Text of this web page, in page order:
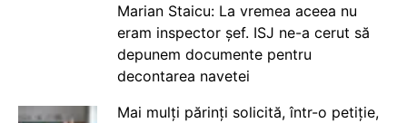
Marian Staicu: La vremea aceea nu
eram inspector șef. ISJ ne-a cerut să
depunem documente pentru
decontarea navetei
Mai mulți părinți solicită, într-o petiție,